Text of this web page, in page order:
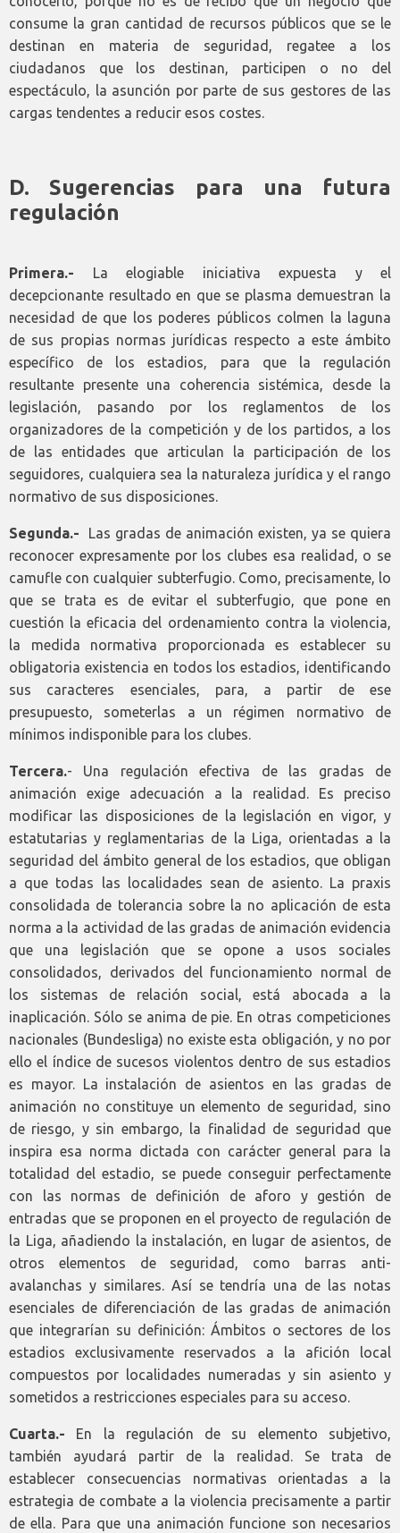
consume la gran cantidad de recursos públicos que se le
destinan en materia de seguridad, regatee a los
ciudadanos que los destinan, participen o no del
espectáculo, la asunción por parte de sus gestores de las
cargas tendentes a reducir esos costes.
D. Sugerencias para una futura
regulación
Primera.- La elogiable iniciativa expuesta y el
decepcionante resultado en que se plasma demuestran la
necesidad de que los poderes públicos colmen la laguna
de sus propias normas jurídicas respecto a este ámbito
específico de los estadios, para que la regulación
resultante presente una coherencia sistémica, desde la
legislación, pasando por los reglamentos de los
organizadores de la competición y de los partidos, a los
de las entidades que articulan la participación de los
seguidores, cualquiera sea la naturaleza jurídica y el rango
normativo de sus disposiciones.
Segunda.- Las gradas de animación existen, ya se quiera
reconocer expresamente por los clubes esa realidad, o se
camufle con cualquier subterfugio. Como, precisamente, lo
que se trata es de evitar el subterfugio, que pone en
cuestión la eficacia del ordenamiento contra la violencia,
la medida normativa proporcionada es establecer su
obligatoria existencia en todos los estadios, identificando
sus caracteres esenciales, para, a partir de ese
presupuesto, someterlas a un régimen normativo de
mínimos indisponible para los clubes.
Tercera.- Una regulación efectiva de las gradas de
animación exige adecuación a la realidad. Es preciso
modificar las disposiciones de la legislación en vigor, y
estatutarias y reglamentarias de la Liga, orientadas a la
seguridad del ámbito general de los estadios, que obligan
a que todas las localidades sean de asiento. La praxis
consolidada de tolerancia sobre la no aplicación de esta
norma a la actividad de las gradas de animación evidencia
que una legislación que se opone a usos sociales
consolidados, derivados del funcionamiento normal de
los sistemas de relación social, está abocada a la
inaplicación. Sólo se anima de pie. En otras competiciones
nacionales (Bundesliga) no existe esta obligación, y no por
ello el índice de sucesos violentos dentro de sus estadios
es mayor. La instalación de asientos en las gradas de
animación no constituye un elemento de seguridad, sino
de riesgo, y sin embargo, la finalidad de seguridad que
inspira esa norma dictada con carácter general para la
totalidad del estadio, se puede conseguir perfectamente
con las normas de definición de aforo y gestión de
entradas que se proponen en el proyecto de regulación de
la Liga, añadiendo la instalación, en lugar de asientos, de
otros elementos de seguridad, como barras anti-
avalanchas y similares. Así se tendría una de las notas
esenciales de diferenciación de las gradas de animación
que integrarían su definición: Ámbitos o sectores de los
estadios exclusivamente reservados a la afición local
compuestos por localidades numeradas y sin asiento y
sometidos a restricciones especiales para su acceso.
Cuarta.- En la regulación de su elemento subjetivo,
también ayudará partir de la realidad. Se trata de
establecer consecuencias normativas orientadas a la
estrategia de combate a la violencia precisamente a partir
de ella. Para que una animación funcione son necesarios